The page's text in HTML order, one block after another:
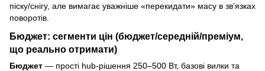
піску/снігу, але вимагає уважніше «перекидати» масу в зв’язках
поворотів.
Бюджет: сегменти цін (бюджет/середній/преміум,
що реально отримати)
Бюджет — прості hub-рішення 250–500 Вт, базові вилки та